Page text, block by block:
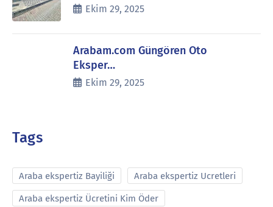
Ekim 29, 2025
Arabam.com Güngören Oto
Eksper…
Ekim 29, 2025
Tags
Araba ekspertiz Bayiliği Araba ekspertiz Ucretleri
Araba ekspertiz Ücretini Kim Öder